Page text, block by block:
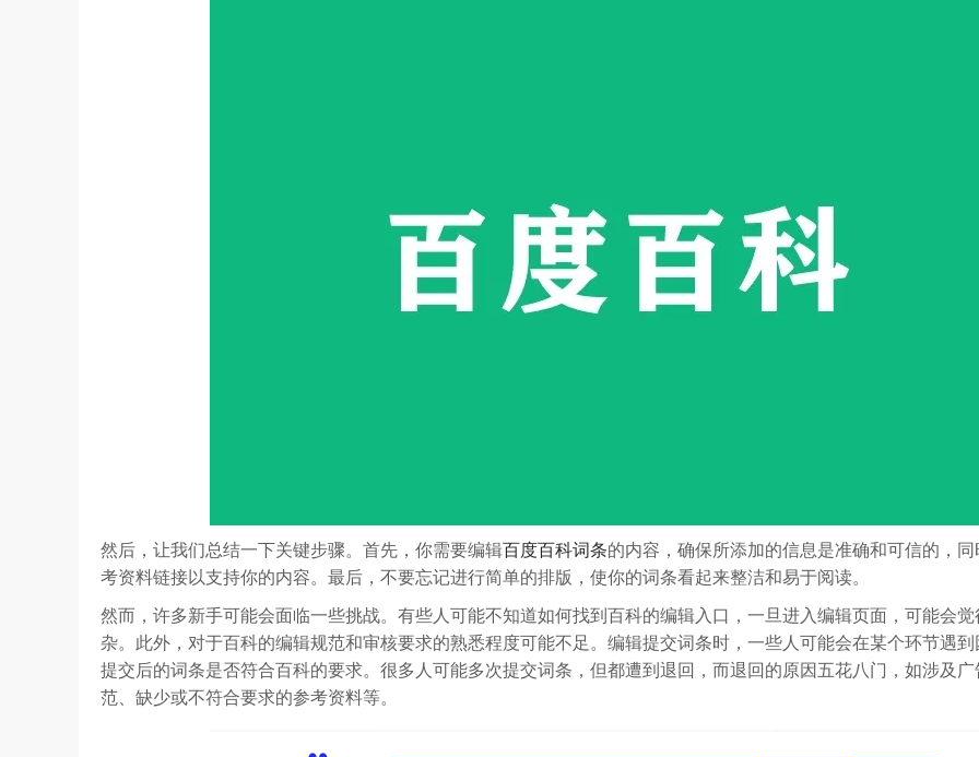
然后，让我们总结一下关键步骤。首先，你需要编辑百度百科词条的内容，确保所添加的信息是准确和可信的，
考资料链接以支持你的内容。最后，不要忘记进行简单的排版，使你的词条看起来整洁和易于阅读。
然而，许多新手可能会面临一些挑战。有些人可能不知道如何找到百科的编辑入口，一旦进入编辑页面，可能会
杂。此外，对于百科的编辑规范和审核要求的熟悉程度可能不足。编辑提交词条时，一些人可能会在某个环节遇
提交后的词条是否符合百科的要求。很多人可能多次提交词条，但都遭到退回，而退回的原因五花八门，如涉及
范、缺少或不符合要求的参考资料等。